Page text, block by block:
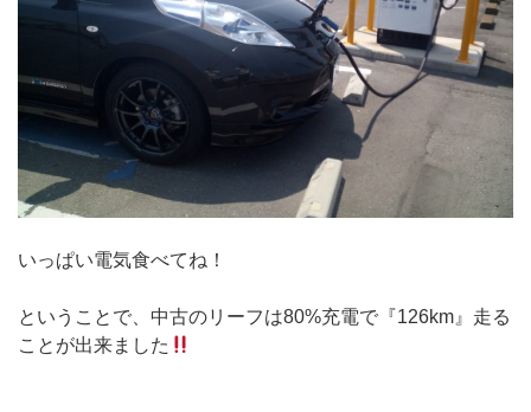
いっぱい電気食べてね！
ということで、中古のリーフは80%充電で『126km』走る
ことが出来ました